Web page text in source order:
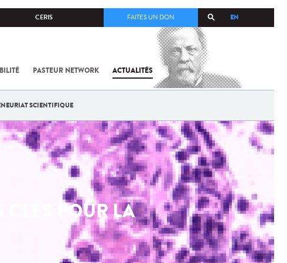
CERIS EN
FAITES UN DON
PASTEUR NETWORK ACTUALITÉS
SCIENTIFIQUE
CLÉS POUR LA